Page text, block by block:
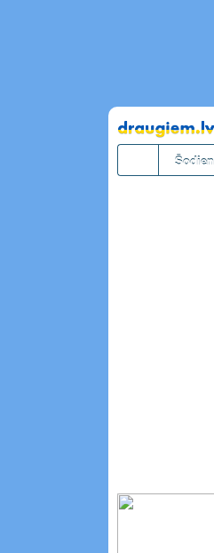
Pāriet
uz
saturu
Šodien